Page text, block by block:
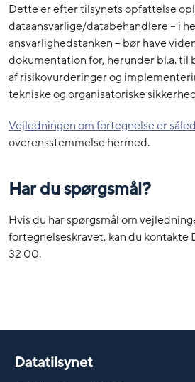
Dette er efter tilsynets opfattelse
dataansvarlige/databehandlere – i
ansvarlighedstanken – bør have
dokumentation for, herunder bl.a. til
af risikovurderinger og
tekniske og organisatoriske
Vejledningen om fortegnelse er
overensstemmelse hermed.
Har du spørgsmål?
Hvis du har spørgsmål om
fortegnelseskravet, kan du kontakte
32 00.
Datatilsynet